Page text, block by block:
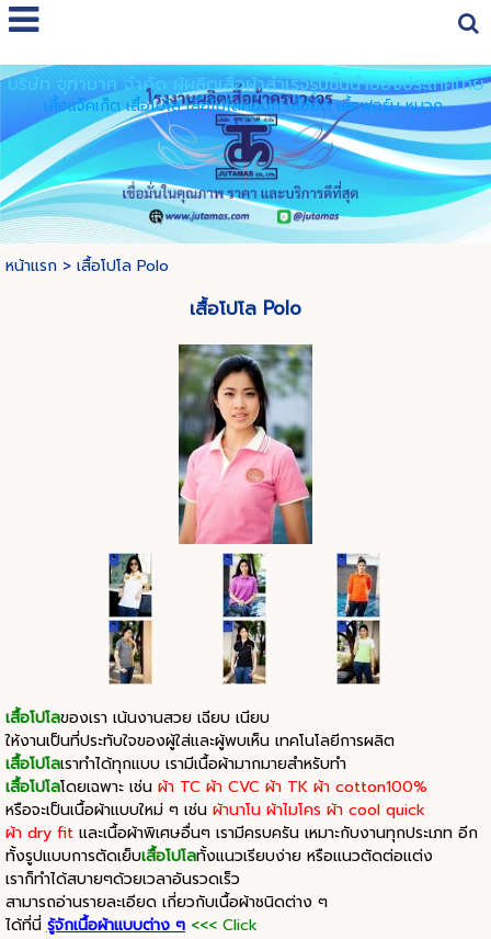
Select Language
บริษัท จุฑามาศ จำกัด ผู้ผลิตเสื้อผ้าสำเร็จรูปชั้นนำของประเทศไทย
เสื้อแจ็คเก็ต เสื้อโปโล เสื้อโปโลคอปก เสื้อยืด เสื้อฟอร์ม หมวก
หน้าแรก> เสื้อโปโล Polo
เสื้อโปโล Polo
เสื้อโปโลของเรา เน้นงานสวย เฉียบ เนียบ
ให้งานเป็นที่ประทับใจของผู้ใส่และผู้พบเห็น เทคโนโลยีการผลิต
เสื้อโปโลเราทำได้ทุกแบบ เรามีเนื้อผ้ามากมายสำหรับทำ
เสื้อโปโลโดยเฉพาะ เช่น ผ้า TC ผ้า CVC ผ้า TK ผ้า cotton100%
หรือจะเป็นเนื้อผ้าแบบใหม่ ๆ เช่น ผ้านาโน ผ้าไมโคร ผ้า cool quick
ผ้า dry fitและเนื้อผ้าพิเศษอื่นๆ เรามีครบครัน เหมาะกับงานทุกประเภท อีก
ทั้งรูปแบบการตัดเย็บเสื้อโปโลทั้งแนวเรียบง่าย หรือแนวตัดต่อแต่ง
เราก็ทำได้สบายๆด้วยเวลาอันรวดเร็ว
สามารถอ่านรายละเอียด เกี่ยวกับเนื้อผ้าชนิดต่าง ๆ
ได้ที่นี่ รู้จักเนื้อผ้าแบบต่าง ๆ <<< Click